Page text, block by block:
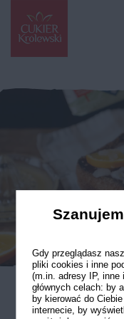
Gdy przeglądasz
pliki cookies i inne
(m.in. adresy IP, inne
głównych celach: by
by kierować do
internecie, by